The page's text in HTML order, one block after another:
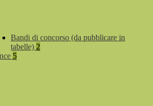
Bandi di concorso (da pubblicare in
tabelle) 2
5